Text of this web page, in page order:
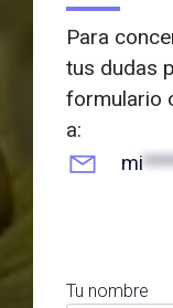
Para
tus dudas
formulario
a:
mi
Tu nombre